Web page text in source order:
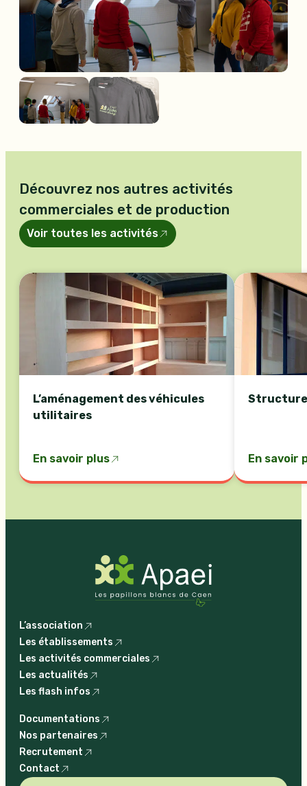
Découvrez nos autres activités
commerciales et de production
Voir toutes les activités
L’aménagement des véhicules
utilitaires
En savoir plus
Structure
En savoir
L’association
Les établissements
Les activités commerciales
Les actualités
Les flash infos
Documentations
Nos partenaires
Recrutement
Contact